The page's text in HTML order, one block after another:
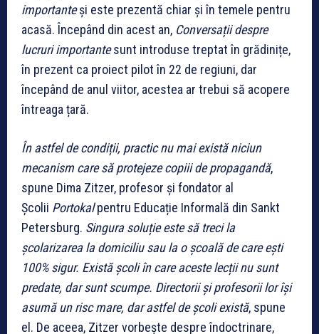
importanteși este prezentă chiar și în temele pentru
acasă. Începând din acest an, Conversații despre
lucruri importantesunt introduse treptat în grădinițe,
în prezent ca proiect pilot în 22 de regiuni, dar
începând de anul viitor, acestea ar trebui să acopere
întreaga țară.
În astfel de condiții, practic nu mai există niciun
mecanism care să protejeze copiii de propagandă,
spune Dima Zitzer, profesor și fondator al
Școlii Portokalpentru Educație Informală din Sankt
Petersburg. Singura soluție este să treci la
școlarizarea la domiciliu sau la o școală de care ești
100% sigur. Există școli în care aceste lecții nu sunt
predate, dar sunt scumpe. Directorii și profesorii lor își
asumă un risc mare, dar astfel de școli există, spune
el. De aceea, Zitzer vorbește despre îndoctrinare,